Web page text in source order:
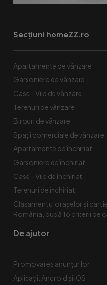
Secțiuni homeZZ.ro
Apartamente de vânzare
Garsoniere de vânzare
Case - Vile de vânzare
Terenuri de vânzare
Birouri de vânzare
Spaţii comerciale de vânzare
Apartamente de închiriat
Garsoniere de închiriat
Case - Vile de închiriat
Terenuri de închiriat
Clasamentul orașelor și
România, după 16 criterii de
De ajutor
Promovarea anunțurilor
Aplicații: Android și iOS